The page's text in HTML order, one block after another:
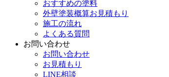
おすすめの塗料
外壁塗装概算お見積もり
施工の流れ
よくある質問
お問い合わせ
お問い合わせ
お見積もり
LINE相談